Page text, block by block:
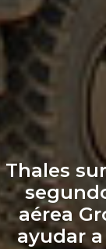
Thales
aérea
ayudar